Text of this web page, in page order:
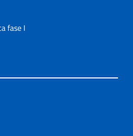
fase I